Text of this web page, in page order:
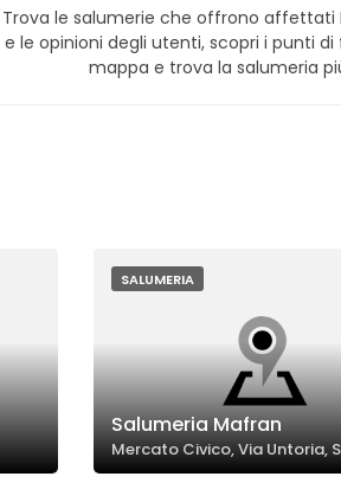
Trova le salumerie che offrono affettati
e le opinioni degli utenti, scopri i punti
mappa e trova la salumeria
SALUMERIA
Salumeria Mafran
Mercato Civico, Via Untoria,